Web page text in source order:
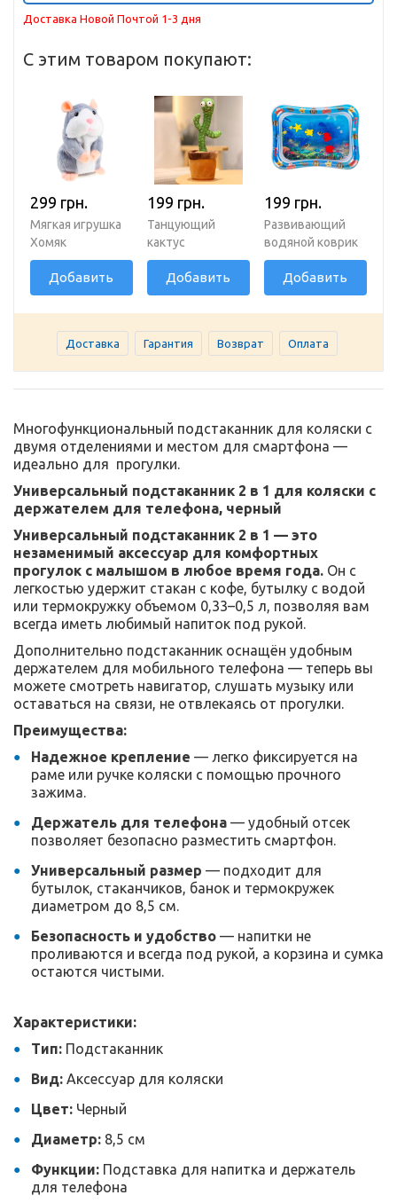
Доставка Новой Почтой 1-3 дня
С этим товаром покупают:
299 грн.
Мягкая игрушка
Хомяк
повторюшка
серый
Добавить
199 грн.
Танцующий
кактус
повторяет звуки
120 мелодий
Добавить
199 грн.
Развивающий
водяной коврик
для детей
Добавить
Доставка Гарантия Возврат Оплата
Многофункциональный подстаканник для коляски с
двумя отделениями и местом для смартфона —
идеально для прогулки.
Универсальный подстаканник 2 в 1 для коляски с
держателем для телефона, черный
Универсальный подстаканник 2 в 1 — это
незаменимый аксессуар для комфортных
прогулок с малышом в любое время года. Он с
легкостью удержит стакан с кофе, бутылку с водой
или термокружку объемом 0,33–0,5 л, позволяя вам
всегда иметь любимый напиток под рукой.
Дополнительно подстаканник оснащён удобным
держателем для мобильного телефона — теперь вы
можете смотреть навигатор, слушать музыку или
оставаться на связи, не отвлекаясь от прогулки.
Преимущества:
Надежное крепление — легко фиксируется на
раме или ручке коляски с помощью прочного
зажима.
Держатель для телефона — удобный отсек
позволяет безопасно разместить смартфон.
Универсальный размер — подходит для
бутылок, стаканчиков, банок и термокружек
диаметром до 8,5 см.
Безопасность и удобство — напитки не
проливаются и всегда под рукой, а корзина и сумка
остаются чистыми.
Характеристики:
Тип: Подстаканник
Вид: Аксессуар для коляски
Цвет: Черный
Диаметр: 8,5 см
Функции: Подставка для напитка и держатель
для телефона